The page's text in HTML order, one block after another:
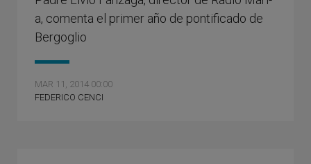
a, comenta el primer año de pontificado de
Bergoglio
MAR 11, 2014 00:00
FEDERICO CENCI